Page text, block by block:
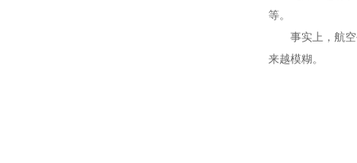
等。
事实上，航
来越模糊。